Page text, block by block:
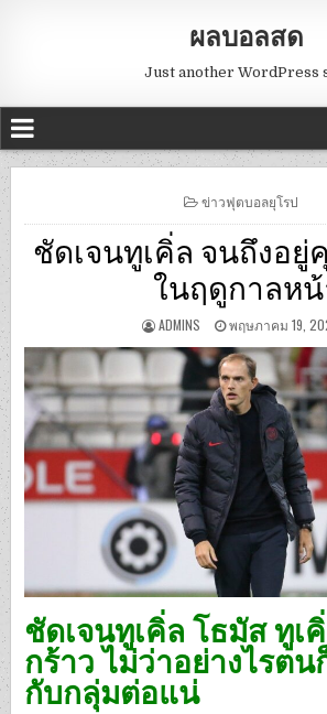
ผลบอลสด
Just another WordPress
POSTED
ข่าวฟุตบอลยุโรป
ชัดเจนทูเคิ่ล จนถึงอยู่
ในฤดูกาลห
ADMINS พฤษภาคม 19,
ชัดเจนทูเคิ่ล โธมัส ทูเ
กร้าว ไม่ว่าอย่างไรตน
กับกลุ่มต่อแน่